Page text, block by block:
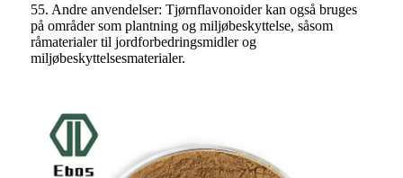
55. Andre anvendelser: Tjørnflavonoider kan også bruges
på områder som plantning og miljøbeskyttelse, såsom
råmaterialer til jordforbedringsmidler og
miljøbeskyttelsesmaterialer.